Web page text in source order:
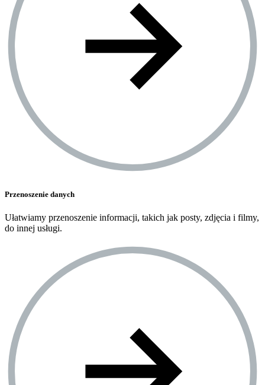
Przenoszenie danych
Ułatwiamy przenoszenie informacji, takich jak posty, zdjęcia i filmy,
do innej usługi.